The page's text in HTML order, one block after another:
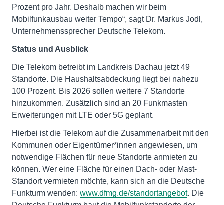
Prozent pro Jahr. Deshalb machen wir beim
Mobilfunkausbau weiter Tempo“, sagt Dr. Markus Jodl,
Unternehmenssprecher Deutsche Telekom.
Status und Ausblick
Die Telekom betreibt im Landkreis Dachau jetzt 49
Standorte. Die Haushaltsabdeckung liegt bei nahezu
100 Prozent. Bis 2026 sollen weitere 7 Standorte
hinzukommen. Zusätzlich sind an 20 Funkmasten
Erweiterungen mit LTE oder 5G geplant.
Hierbei ist die Telekom auf die Zusammenarbeit mit den
Kommunen oder Eigentümer*innen angewiesen, um
notwendige Flächen für neue Standorte anmieten zu
können. Wer eine Fläche für einen Dach- oder Mast-
Standort vermieten möchte, kann sich an die Deutsche
Funkturm wenden: www.dfmg.de/standortangebot. Die